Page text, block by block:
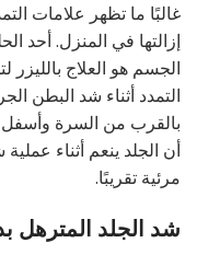
غالبًا ما تظهر علامات
إزالتها في المنزل. أحد
الجسم هو العلاج
التمدد أثناء شد البطن
بالقرب من السرة وأسفل
أن الجلد ينعم أثناء
مرئية تقريبًا.
شد الجلد المترهل